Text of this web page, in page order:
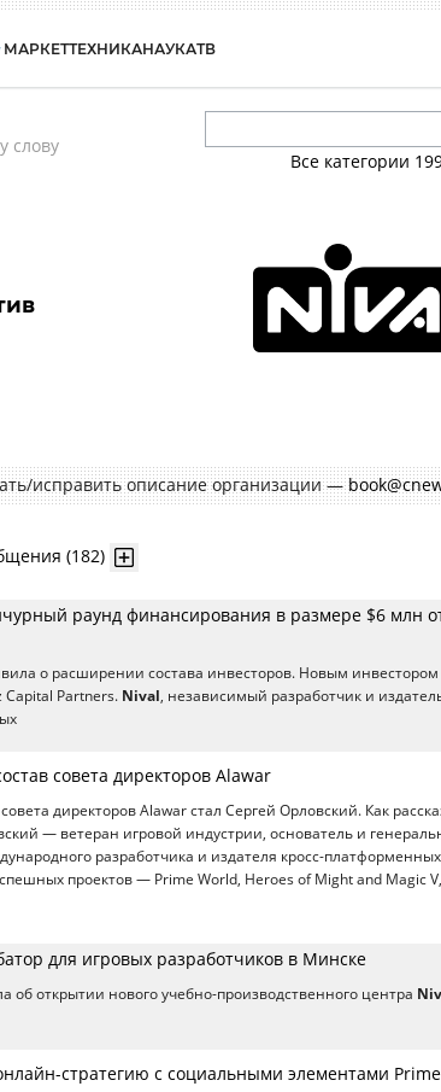
МАРКЕТТЕХНИКАНАУКАТВ
слову
Все категории
исправить описание организации —
(182)
раунд финансирования в размере $6 млн
о расширении состава инвесторов. Новым инвестором
Partners. Nival, независимый разработчик и
совета директоров Alawar
директоров Alawar стал Сергей Орловский. Как
— ветеран игровой индустрии, основатель и
разработчика и издателя кросс-платформенных
проектов — Prime World, Heroes of Might and Magic
для игровых разработчиков в Минске
об открытии нового учебно-производственного центра
стратегию с социальными элементами Prime